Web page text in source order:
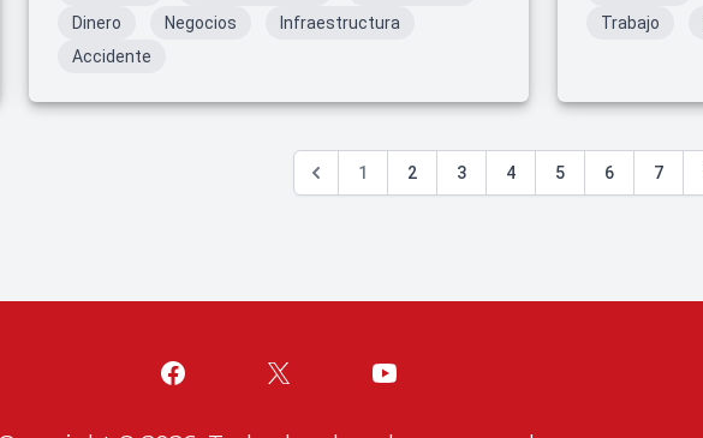
Dinero
Negocios
Infraestructura
Accidente
Trabajo
1 2 3 4 5 6 7